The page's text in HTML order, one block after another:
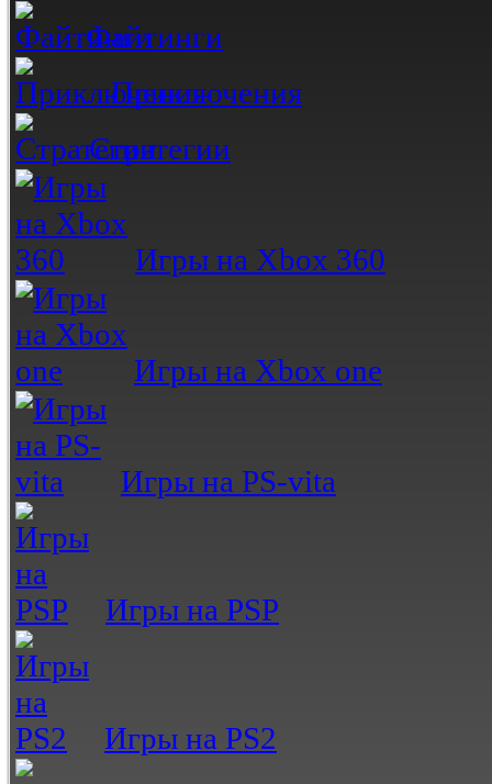
Файтинги
Приключения
Стратегии
Игры на Xbox 360
Игры на Xbox one
Игры на PS-vita
Игры на PSP
Игры на PS2